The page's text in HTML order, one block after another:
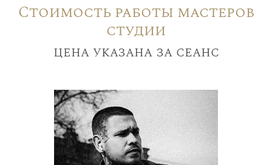
Стоимость работы мастеров
студии
цена указана за сеанс